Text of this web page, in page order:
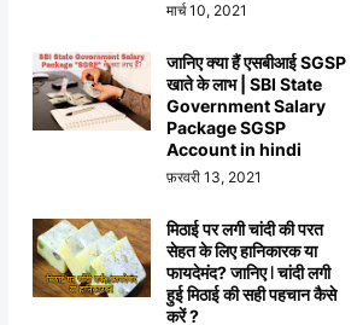
मार्च 10, 2021
जानिए क्या हैं एसबीआई SGSP
खाते के लाभ | SBI State
Government Salary
Package SGSP
Account in hindi
फ़रवरी 13, 2021
मिठाई पर लगी चांदी की परत
सेहत के लिए हानिकारक या
फायदेमंद? जानिए ꘡ चांदी लगी
हुई मिठाई की सही पहचान कैसे
करें ?